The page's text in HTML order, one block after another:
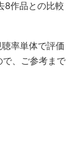
8作品との比較
率単体で評価
、ご参考まで